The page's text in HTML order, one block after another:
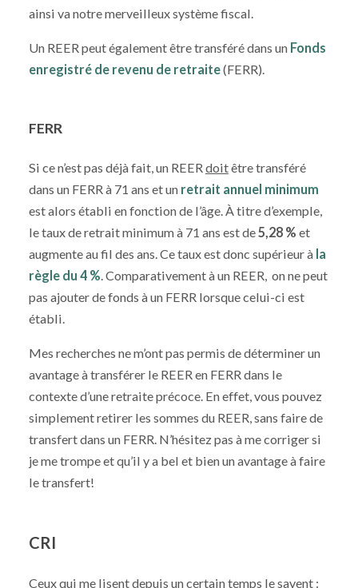
ainsi va notre merveilleux système fiscal.
Un REER peut également être transféré dans un Fonds
enregistré de revenu deretraite(FERR).
FERR
Si ce n’est pas déjà fait, un REER doitêtre transféré
dans un FERR à 71 ans et un retrait annuel minimum
est alors établi en fonction de l’âge. À titre d’exemple,
le taux de retrait minimum à 71 ans est de 5,28 % et
augmente au fil des ans. Ce taux est donc supérieur à la
règle du 4 % . Comparativement à un REER, on ne peut
pas ajouter de fonds à un FERR lorsque celui-ci est
établi.
Mes recherches ne m’ont pas permis de déterminer un
avantage à transférer le REER en FERR dans le
contexte d’une retraite précoce. En effet, vous pouvez
simplement retirer les sommes du REER, sans faire de
transfert dans un FERR. N’hésitez pas à me corriger si
je me trompe et qu’il y a bel et bien un avantage à faire
le transfert!
CRI
Ceux qui me lisent depuis un certain temps le savent :